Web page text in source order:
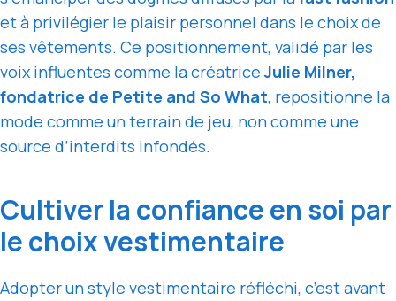
et à privilégier le plaisir personnel dans le choix de
ses vêtements. Ce positionnement, validé par les
voix influentes comme la créatriceJulie Milner,
fondatrice de Petite and So What, repositionne la
mode comme un terrain de jeu, non comme une
source d’interdits infondés.
Cultiver la confiance en soi par
le choix vestimentaire
Adopter un style vestimentaire réfléchi, c’est avant